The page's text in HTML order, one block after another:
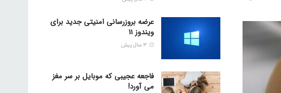
عرضه بروزرسانی امنیتی جدید برای
ویندوز 11
فاجعه عجیبی که موبایل بر سر مغز
می آورد!